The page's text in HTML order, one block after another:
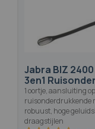
Jabra BIZ
3en1
1 oortje, aansluiting
ruisonderdrukkende
robuust, hoge
draagstijlen